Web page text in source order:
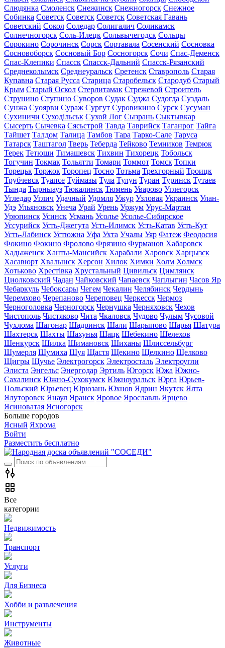
Слюдянка Смоленск Снежинск Снежногорск Снежное
Собинка Советск Советск Советск Советская Гавань
Советский Сокол Соледар Солигалич Соликамск
Солнечногорск Соль-Илецк Сольвычегодск Сольцы
Сорокино Сорочинск Сорск Сортавала Сосенский Сосновка
Сосновоборск Сосновый Бор Сосногорск Сочи Спас-Деменск
Спас-Клепики Спасск Спасск-Дальний Спасск-Рязанский
Среднеколымск Среднеуральск Сретенск Ставрополь Старая
Купавна Старая Русса Старица Старобельск Стародуб Старый
Крым Старый Оскол Стерлитамак Стрежевой Строитель
Струнино Ступино Суворов Судак Суджа Судогда Суздаль
Сунжа Суоярви Сураж Сургут Суровикино Сурск Сусуман
Сухиничи Суходільськ Сухой Лог Сызрань Сыктывкар
Сысерть Сычевка Сясьстрой Тавда Таврийск Таганрог Тайга
Тайшет Талдом Талица Тамбов Тара Тарко-Сале Таруса
Татарск Таштагол Тверь Теберда Тейково Темников Темрюк
Терек Тетюши Тимашевск Тихвин Тихорецк Тобольск
Тогучин Токмак Тольятти Томари Томмот Томск Топки
Торецьк Торжок Торопец Тосно Тотьма Трехгорный Троицк
Трубчевск Туапсе Туймазы Тула Тулун Туран Туринск Тутаев
Тында Тырныауз Тюкалинск Тюмень Уварово Углегорск
Угледар Углич Удачный Удомля Ужур Узловая Украинск Улан-
Удэ Ульяновск Унеча Урай Урень Уржум Урус-Мартан
Урюпинск Усинск Усмань Усолье Усолье-Сибирское
Уссурийск Усть-Джегута Усть-Илимск Усть-Катав Усть-Кут
Усть-Лабинск Устюжна Уфа Ухта Учалы Уяр Фатеж Феодосия
Фокино Фокино Фролово Фрязино Фурманов Хабаровск
Хадыженск Ханты-Мансийск Харабали Харовск Харцызск
Хасавюрт Хвалынск Херсон Хилок Химки Холм Холмск
Хотьково Хрестівка Хрустальный Цивильск Цимлянск
Циолковский Чадан Чайковский Чапаевск Чаплыгин Часов Яр
Чебаркуль Чебоксары Чегем Чекалин Челябинск Чердынь
Черемхово Черепаново Череповец Черкесск Чермоз
Черноголовка Черногорск Чернушка Черняховск Чехов
Чистополь Чистяково Чита Чкаловск Чудово Чулым Чусовой
Чухлома Шагонар Шадринск Шали Шарыпово Шарья Шатура
Шахтерск Шахты Шахунья Шацк Шебекино Шелехов
Шенкурск Шилка Шимановск Шиханы Шлиссельбург
Шумерля Шумиха Шуя Щастя Щекино Щелкино Щелково
Щигры Щучье Электрогорск Электросталь Электроугли
Элиста Энгельс Энергодар Эртиль Югорск Южа Южно-
Сахалинск Южно-Сухокумск Южноуральск Юрга Юрьев-
Польский Юрьевец Юрюзань Юхнов Ядрин Якутск Ялта
Ялуторовск Янаул Яранск Яровое Ярославль Ярцево
Ясиноватая Ясногорск
Больше городов
Ясный Яхрома
Войти
Разместить бесплатно
Все
категории
Недвижимость
Транспорт
Услуги
Для Бизнеса
Хобби и развлечения
Инструменты
Животные